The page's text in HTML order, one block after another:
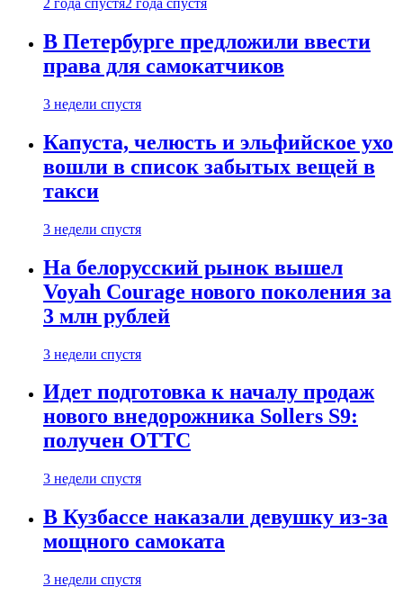
2 года спустя2 года спустя
В Петербурге предложили ввести
права для самокатчиков
3 недели спустя
Капуста, челюсть и эльфийское ухо
вошли в список забытых вещей в
такси
3 недели спустя
На белорусский рынок вышел
Voyah Courage нового поколения за
3 млн рублей
3 недели спустя
Идет подготовка к началу продаж
нового внедорожника Sollers S9:
получен ОТТС
3 недели спустя
В Кузбассе наказали девушку из-за
мощного самоката
3 недели спустя